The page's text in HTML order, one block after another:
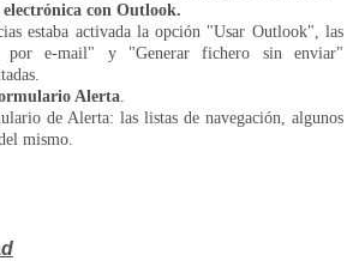
con Outlook.
estaba activada la opción "Usar Outlook", las
por e-mail" y "Generar fichero sin enviar"
Alerta.
de Alerta: las listas de navegación, algunos
mismo.